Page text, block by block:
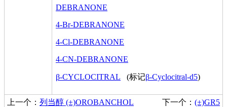
DEBRANONE
4-Br-DEBRANONE
4-Cl-DEBRANONE
4-CN-DEBRANONE
β-CYCLOCITRAL (标记β-Cyclocitral-d5)
下一个： (±)GR5
上一个： 列当醇 (±)OROBANCHOL